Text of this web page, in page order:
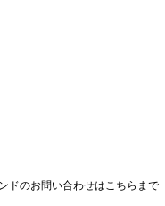
ドのお問い合わせはこちらまで